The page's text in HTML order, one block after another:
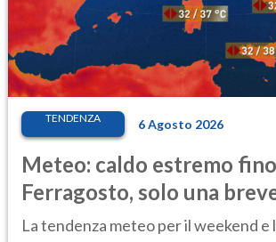
TENDENZA 6 Agosto 2026
Meteo: caldo estremo
Ferragosto, solo una
Ecco dove
La tendenza meteo per il weekend e